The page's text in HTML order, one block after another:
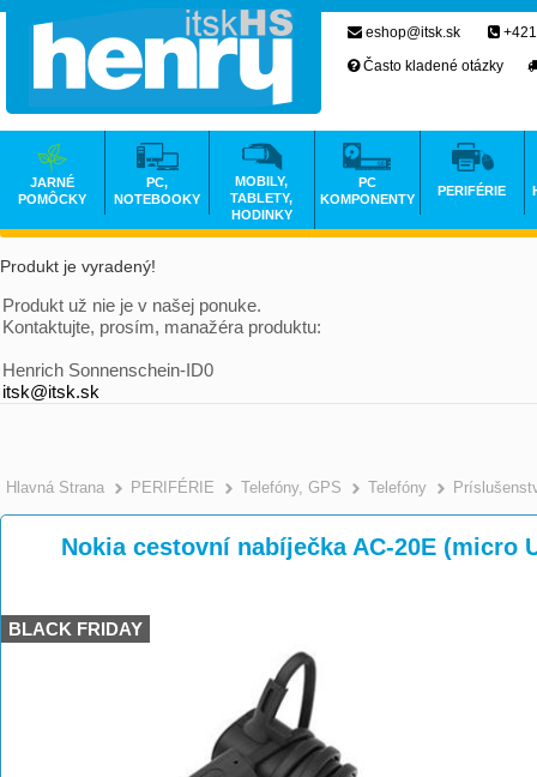
Produkt je vyradený!
Produkt už nie je v našej ponuke.
Kontaktujte, prosím, manažéra produktu:
Henrich Sonnenschein-ID0
itsk@itsk.sk
Hlavná Strana >
PERIFÉRIE >
Telefóny, GPS >
Telefóny
Nokia cestovní nabíječka AC-20E (micro
BLACK FRIDAY
eshop@itsk.sk
Často kladené otázky
JARNÉ
POMÔCKY
PC,
NOTEBOOKY
MOBILY,
TABLETY,
HODINKY
PC
KOMPONENTY
PERIFÉRIE